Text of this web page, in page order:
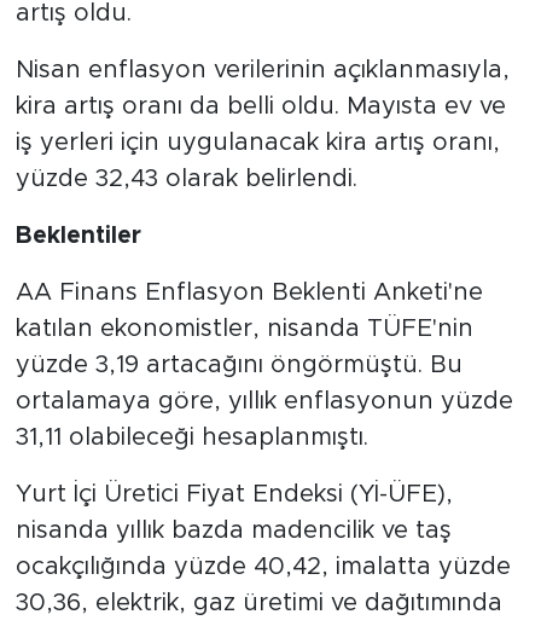
artış oldu.
Nisan enflasyon verilerinin açıklanmasıyla,
kira artış oranı da belli oldu. Mayısta ev ve
iş yerleri için uygulanacak kira artış oranı,
yüzde 32,43 olarak belirlendi.
Beklentiler
AA Finans Enflasyon Beklenti Anketi'ne
katılan ekonomistler, nisanda TÜFE'nin
yüzde 3,19 artacağını öngörmüştü. Bu
ortalamaya göre, yıllık enflasyonun yüzde
31,11 olabileceği hesaplanmıştı.
Yurt İçi Üretici Fiyat Endeksi (Yİ-ÜFE),
nisanda yıllık bazda madencilik ve taş
ocakçılığında yüzde 40,42, imalatta yüzde
30,36, elektrik, gaz üretimi ve dağıtımında